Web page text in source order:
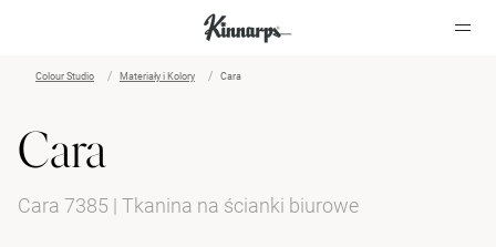
Colour Studio Materiały i Kolory Cara
Cara
Cara 7385 | Tkanina na ścianki biurowe